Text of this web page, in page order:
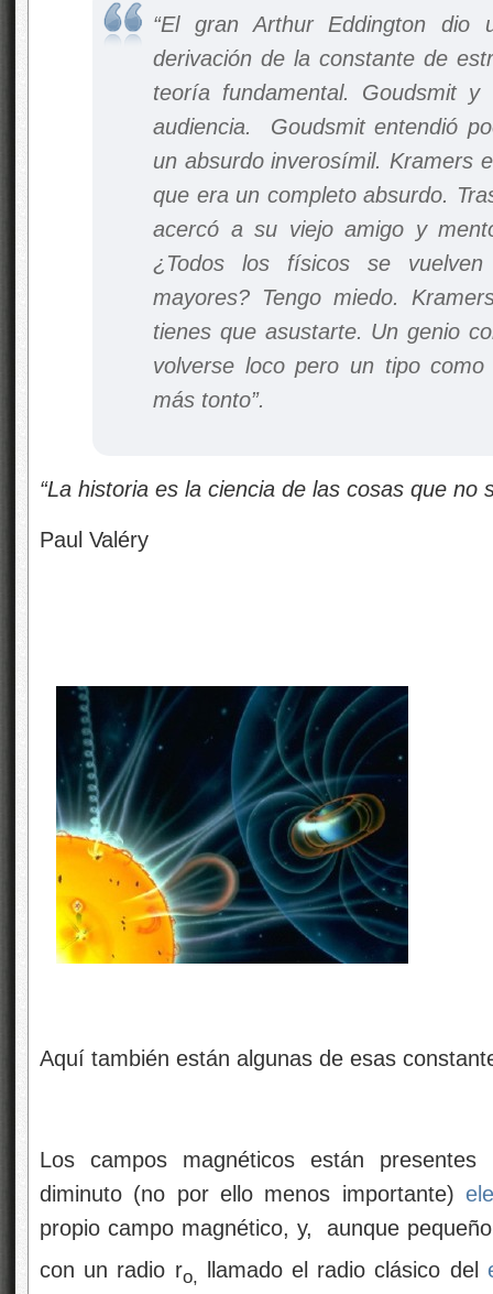
“El gran Arthur Eddington dio
derivación de la constante de
teoría fundamental. Goudsmit
audiencia. Goudsmit entendió
un absurdo inverosímil. Kramers
que era un completo absurdo.
acercó a su viejo amigo y
¿Todos los físicos se
mayores? Tengo miedo.
tienes que asustarte. Un genio
volverse loco pero un tipo
más tonto”.
“La historia es la ciencia de las cosas que no
Paul Valéry
Aquí también están algunas de esas
Los campos magnéticos están
diminuto (no por ello menos importante)
propio campo magnético, y, aunque
con un radio ro, llamado el radio clásico del